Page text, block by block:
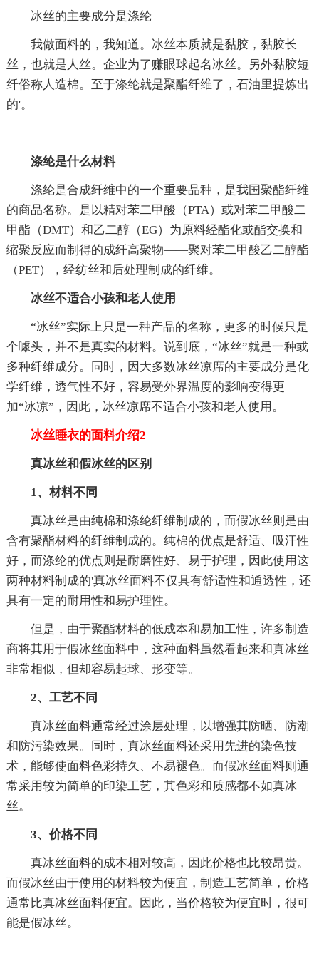
冰丝的主要成分是涤纶
我做面料的，我知道。冰丝本质就是黏胶，黏胶长
丝，也就是人丝。企业为了赚眼球起名冰丝。另外黏胶短
纤俗称人造棉。至于涤纶就是聚酯纤维了，石油里提炼出
的'。
涤纶是什么材料
涤纶是合成纤维中的一个重要品种，是我国聚酯纤维
的商品名称。是以精对苯二甲酸（PTA）或对苯二甲酸二
甲酯（DMT）和乙二醇（EG）为原料经酯化或酯交换和
缩聚反应而制得的成纤高聚物——聚对苯二甲酸乙二醇酯
（PET），经纺丝和后处理制成的纤维。
冰丝不适合小孩和老人使用
“冰丝”实际上只是一种产品的名称，更多的时候只是
个噱头，并不是真实的材料。说到底，“冰丝”就是一种或
多种纤维成分。同时，因大多数冰丝凉席的主要成分是化
学纤维，透气性不好，容易受外界温度的影响变得更
加“冰凉”，因此，冰丝凉席不适合小孩和老人使用。
冰丝睡衣的面料介绍2
真冰丝和假冰丝的区别
1、材料不同
真冰丝是由纯棉和涤纶纤维制成的，而假冰丝则是由
含有聚酯材料的纤维制成的。纯棉的优点是舒适、吸汗性
好，而涤纶的优点则是耐磨性好、易于护理，因此使用这
两种材料制成的'真冰丝面料不仅具有舒适性和通透性，还
具有一定的耐用性和易护理性。
但是，由于聚酯材料的低成本和易加工性，许多制造
商将其用于假冰丝面料中，这种面料虽然看起来和真冰丝
非常相似，但却容易起球、形变等。
2、工艺不同
真冰丝面料通常经过涂层处理，以增强其防晒、防潮
和防污染效果。同时，真冰丝面料还采用先进的染色技
术，能够使面料色彩持久、不易褪色。而假冰丝面料则通
常采用较为简单的印染工艺，其色彩和质感都不如真冰
丝。
3、价格不同
真冰丝面料的成本相对较高，因此价格也比较昂贵。
而假冰丝由于使用的材料较为便宜，制造工艺简单，价格
通常比真冰丝面料便宜。因此，当价格较为便宜时，很可
能是假冰丝。